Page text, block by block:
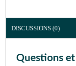
DISCUSSIONS (0)
Questions